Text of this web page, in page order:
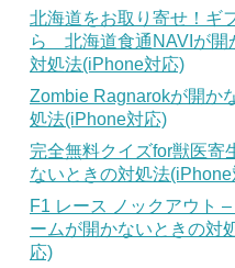
北海道をお取り寄せ！ギ
ら 北海道食通NAVIが開
対処法(iPhone対応)
Zombie Ragnarokが開か
処法(iPhone対応)
完全無料クイズfor獣医寄
ないときの対処法
F1 レース ノックアウト
ームが開かないときの対
応)